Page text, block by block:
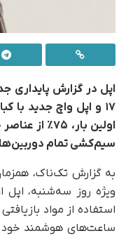
اپل در گزارش پایداری
سیم‌کشی تمام دوربین‌ها
به گزارش تک‌ناک،
ویژه روز سه‌شنبه،
ساعت‌های هوشمند خود